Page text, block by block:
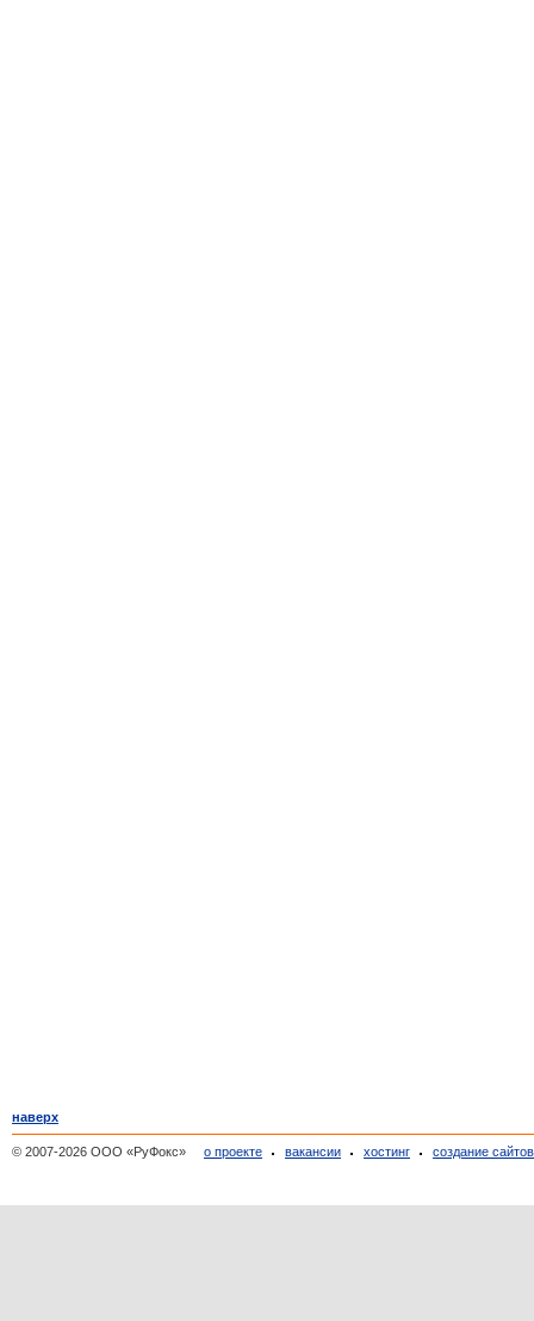
наверх
© 2007-2026 ООО «РуФокс» о проекте вакансии хостинг создание сайтов